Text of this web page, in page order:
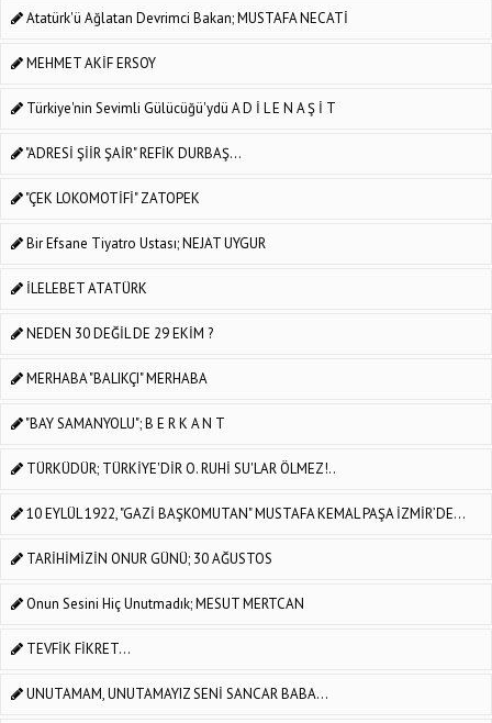
Atatürk'ü Ağlatan Devrimci Bakan; MUSTAFA NECATİ
MEHMET AKİF ERSOY
Türkiye'nin Sevimli Gülücüğü'ydü A D İ L E N A Ş İ T
"ADRESİ ŞİİR ŞAİR" REFİK DURBAŞ...
"ÇEK LOKOMOTİFİ" ZATOPEK
Bir Efsane Tiyatro Ustası; NEJAT UYGUR
İLELEBET ATATÜRK
NEDEN 30 DEĞİL DE 29 EKİM ?
MERHABA "BALIKÇI" MERHABA
"BAY SAMANYOLU"; B E R K A N T
TÜRKÜDÜR; TÜRKİYE'DİR O. RUHİ SU'LAR ÖLMEZ!..
10 EYLÜL 1922, "GAZİ BAŞKOMUTAN" MUSTAFA KEMAL PAŞA İZMİR’DE...
TARİHİMİZİN ONUR GÜNÜ; 30 AĞUSTOS
Onun Sesini Hiç Unutmadık; MESUT MERTCAN
TEVFİK FİKRET...
UNUTAMAM, UNUTAMAYIZ SENİ SANCAR BABA...